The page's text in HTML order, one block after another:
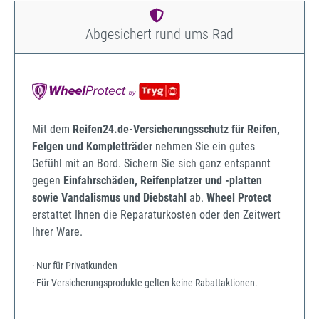
Abgesichert rund ums Rad
Mit dem Reifen24.de-Versicherungsschutz für Reifen,
Felgen und Kompletträder nehmen Sie ein gutes
Gefühl mit an Bord. Sichern Sie sich ganz entspannt
gegen Einfahrschäden, Reifenplatzer und -platten
sowie Vandalismus und Diebstahl ab. Wheel Protect
erstattet Ihnen die Reparaturkosten oder den Zeitwert
Ihrer Ware.
· Nur für Privatkunden
· Für Versicherungsprodukte gelten keine Rabattaktionen.